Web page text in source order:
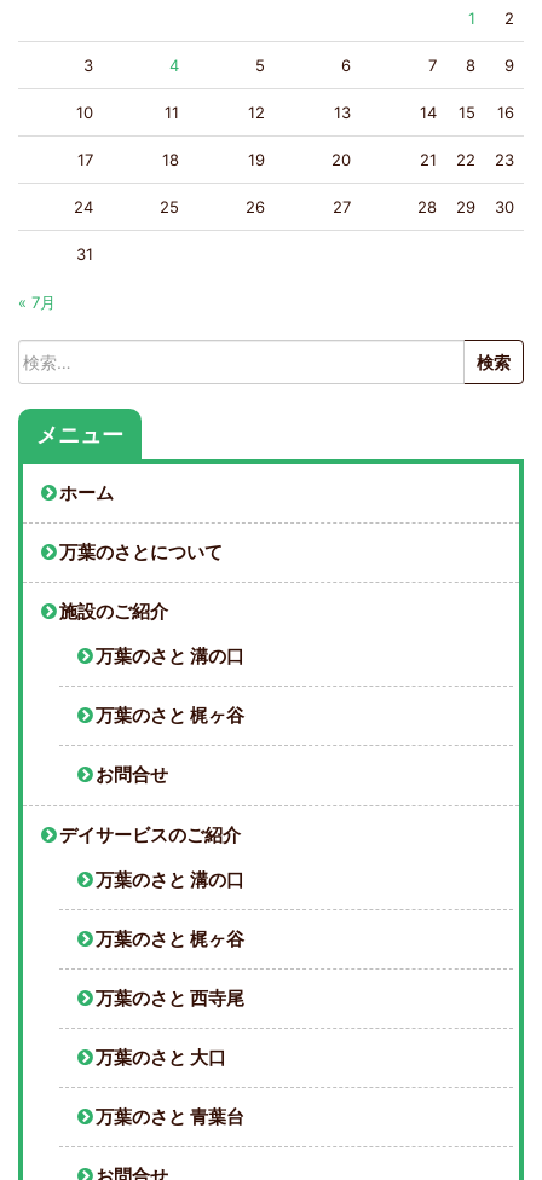
1 2
3 4 5 6 7 8 9
10 11 12 13 14 15 16
17 18 19 20 21 22 23
24 25 26 27 28 29 30
31
« 7月
検
索:
メニュー
ホーム
万葉のさとについて
施設のご紹介
万葉のさと 溝の口
万葉のさと 梶ヶ谷
お問合せ
デイサービスのご紹介
万葉のさと 溝の口
万葉のさと 梶ヶ谷
万葉のさと 西寺尾
万葉のさと 大口
万葉のさと 青葉台
お問合せ